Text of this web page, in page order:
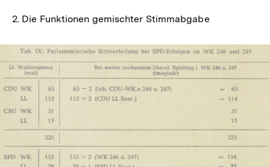
2. Die Funktionen gemischter Stimmabgabe
Lightbox
öffnen